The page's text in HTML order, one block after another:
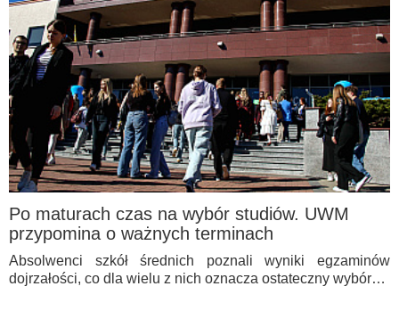
Po maturach czas na wybór studiów. UWM
przypomina o ważnych terminach
Absolwenci szkół średnich poznali wyniki egzaminów
dojrzałości, co dla wielu z nich oznacza ostateczny wybór…